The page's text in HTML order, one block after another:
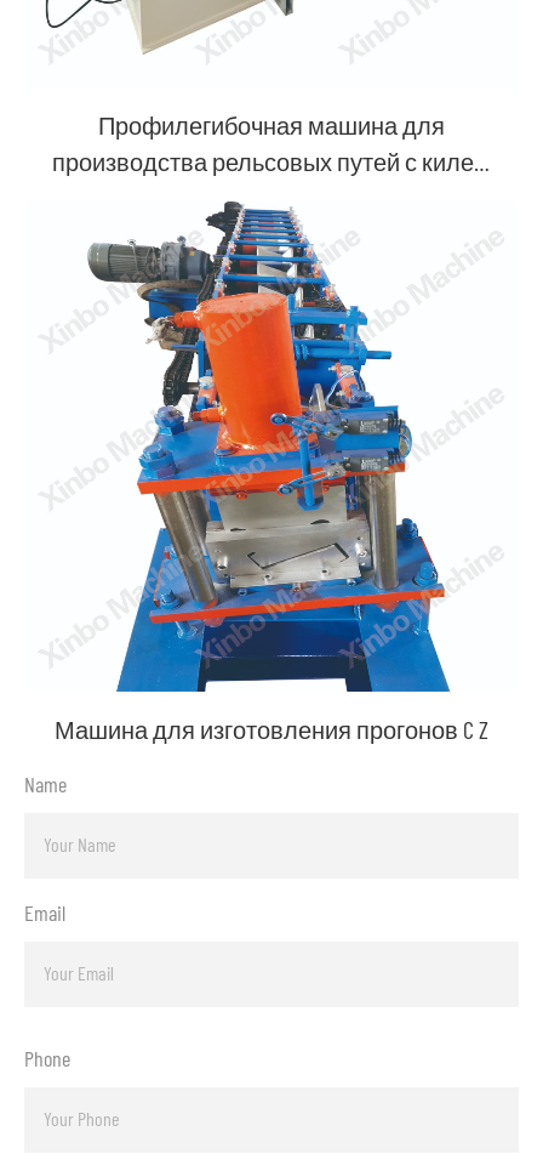
Профилегибочная машина для
производства рельсовых путей с килем
C-образной формы из оцинкованной
стали
Машина для изготовления прогонов C Z
Name
Email
Phone